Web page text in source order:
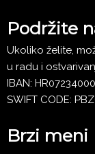
Podržite
Ukoliko želite,
u radu i
IBAN:
SWIFT CODE:
Brzi meni